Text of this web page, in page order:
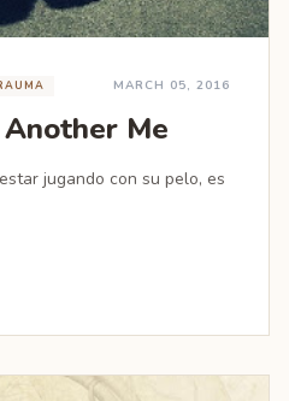
MARCH 05, 2016
Me
jugando con su pelo, es